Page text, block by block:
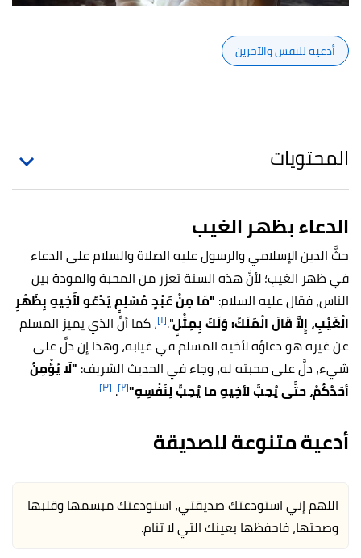
أدعية للنفس والآخرين
المحتويات
الدعاء بظهر الغيب
حثَّ الدين الإسلامي والرسول عليه الصلاة والسلام على الدعاء
في ظهر الغيبِ؛ لأنَّ هذه السنة تعزز من المحبة والمودة بين
الناس، فقال عليه السلام: "مَا مِنْ عَبْدٍ مُسْلِمٍ يَدْعُو لأَخِيهِ بِظَهْرِ
الْغَيْبِ، إِلاَّ قَالَ الْمَلَكُ: وَلَكَ بِمِثْلٍ".[١] ، كما أنَّ الذي يميز المسلم
عن غيره هو دعاؤه لأخيه المسلم في غيابه، وهذا إن دلَّ على
شيء، دلَّ على محبته له، وجاء في الحديث الشريف: "لَا يُؤْمِنُ
أحَدُكُمْ، حتَّى يُحِبَّ لأخِيهِ ما يُحِبُّ لِنَفْسِهِ"[٢] . [٣]
أدعية متنوعة للصديقة
اللهم إني استودعتك صديقتي، استودعتك مبسمها وقلبها
وصحتها، فاحفظها بعينك التي لا تنام.